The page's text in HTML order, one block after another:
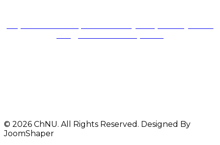
© 2026 ChNU. All Rights Reserved. Designed By
JoomShaper